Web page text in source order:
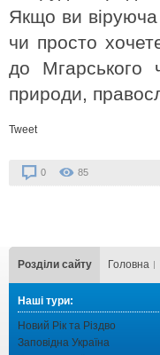
Якщо ви віруюча
чи просто
до Мгарського
природи,
Tweet
0 85
Розділи сайту Головна
Наші тури:
Новий Рік та Різдво
Заповідна Україна